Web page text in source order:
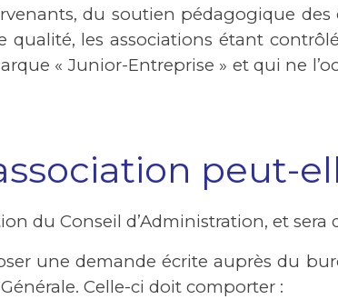
du soutien pédagogique
qualité, les associations étant
« Junior-Entreprise » et qui ne
peut-
du Conseil d’Administration, et sera
une demande écrite auprès du
Celle-ci doit comporter :